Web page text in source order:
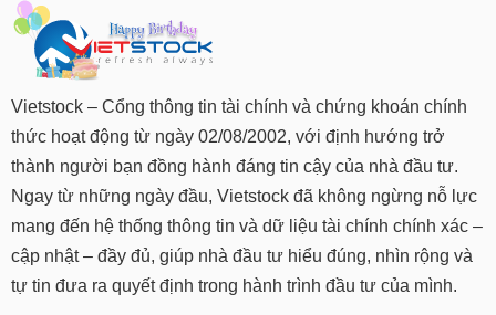
Vietstock – Cổng thông tin tài chính và chứng khoán chính
thức hoạt động từ ngày 02/08/2002, với định hướng trở
thành người bạn đồng hành đáng tin cậy của nhà đầu tư.
Ngay từ những ngày đầu, Vietstock đã không ngừng nỗ lực
mang đến hệ thống thông tin và dữ liệu tài chính chính xác –
cập nhật – đầy đủ, giúp nhà đầu tư hiểu đúng, nhìn rộng và
tự tin đưa ra quyết định trong hành trình đầu tư của mình.